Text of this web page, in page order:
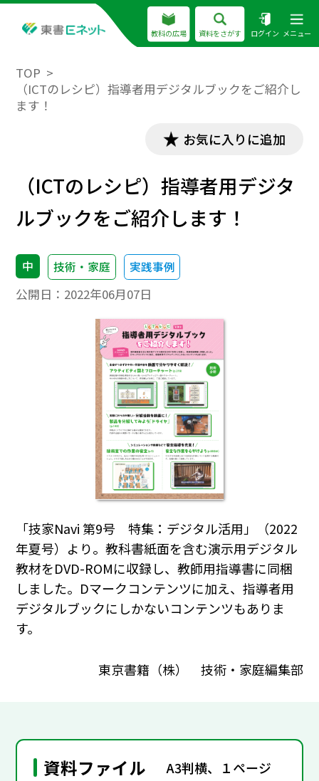
教科の広場 資料をさがす ログイン メニュー
TOP
（ICTのレシピ）指導者用デジタルブックをご紹介し
ます！
お気に入りに追加
（ICTのレシピ）指導者用デジタ
ルブックをご紹介します！
中 技術・家庭 実践事例
公開日： 2022年06月07日
「技家Navi 第9号 特集：デジタル活用」（2022
年夏号）より。教科書紙面を含む演示用デジタル
教材をDVD-ROMに収録し、教師用指導書に同梱
しました。Dマークコンテンツに加え、指導者用
デジタルブックにしかないコンテンツもありま
す。
東京書籍（株） 技術・家庭編集部
資料ファイル A3判横、１ページ